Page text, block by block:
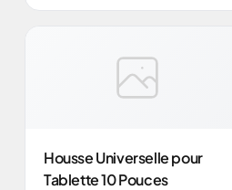
Housse Universelle pour
Tablette 10 Pouces